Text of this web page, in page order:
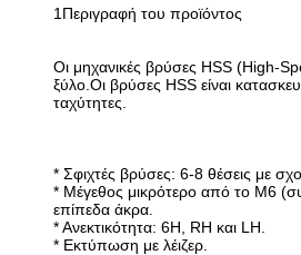
1Περιγραφή του προϊόντος
Οι μηχανικές βρύσες HSS (High-
ξύλο.Οι βρύσες HSS είναι
ταχύτητες.
* Σφιχτές βρύσες: 6-8 θέσεις με
* Μέγεθος μικρότερο από το M6
επίπεδα άκρα.
* Ανεκτικότητα: 6H, RH και LH.
* Εκτύπωση με λέιζερ.